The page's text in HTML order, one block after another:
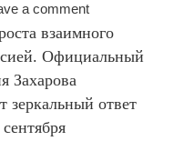
a comment
взаимного
Официальный
Захарова
зеркальный ответ